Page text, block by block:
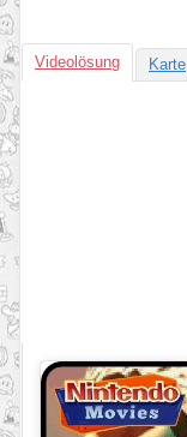
Videolösung Karte